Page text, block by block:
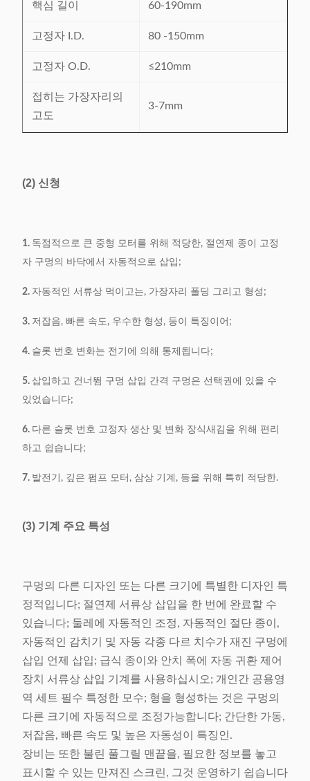
핵심 길이 60-190mm
고정자 I.D. 80 -150mm
고정자 O.D. ≤210mm
접히는 가장자리의
고도
3-7mm
효율성
무게 550kg
(L) 1100* (W) 900* (H)
1500mm
(2) 신청
1. 독점적으로 큰 중형 모터를 위해 적당한, 절연제 종이 고정
자 구멍의 바닥에서 자동적으로 삽입;
2. 자동적인 서류상 먹이고는, 가장자리 폴딩 그리고 형성;
3. 저잡음, 빠른 속도, 우수한 형성, 등이 특징이어;
4. 슬롯 번호 변화는 전기에 의해 통제됩니다;
5. 삽입하고 건너뜀 구멍 삽입 간격 구멍은 선택권에 있을 수
있었습니다;
6. 다른 슬롯 번호 고정자 생산 및 변화 장식새김을 위해 편리
하고 쉽습니다;
7. 발전기, 깊은 펌프 모터, 삼상 기계, 등을 위해 특히 적당한.
(3) 기계 주요 특성
구멍의 다른 디자인 또는 다른 크기에 특별한 디자인 특
정적입니다; 절연제 서류상 삽입을 한 번에 완료할 수
있습니다; 둘레에 자동적인 조정, 자동적인 절단 종이,
자동적인 감치기 및 자동 각종 다르 치수가 재진 구멍에
삽입 언제 삽입; 급식 종이와 안치 폭에 자동 귀환 제어
장치 서류상 삽입 기계를 사용하십시오; 개인간 공용영
역 세트 필수 특정한 모수; 형을 형성하는 것은 구멍의
다른 크기에 자동적으로 조정가능합니다; 간단한 가동,
저잡음, 빠른 속도 및 높은 자동성이 특징인.
장비는 또한 불린 풀그릴 맨끝을, 필요한 정보를 놓고
표시할 수 있는 만져진 스크린, 그것 운영하기 쉽습니다